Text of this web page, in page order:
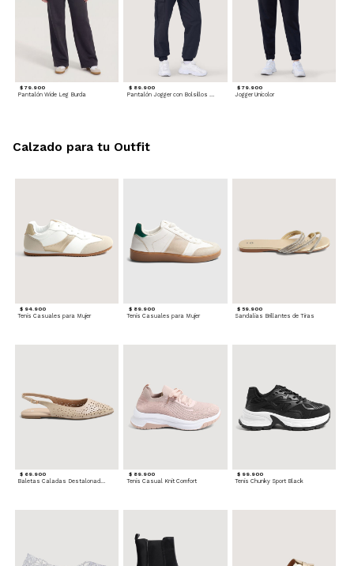
$ 79.900
Pantalón Wide Leg Burda
$ 89.900 $ 79.900
Jogger Unicolor
$ 94.900
Tenis Casuales para Mujer
$ 89.900
Tenis Casuales para Mujer
$ 59.900
Sandalias Brillantes de Tiras
$ 69.900
Baletas Caladas Destalonadas
$ 89.900
Tenis Casual Knit Comfort
$ 99.900
Tenis Chunky Sport Black
Calzado para tu Outfit